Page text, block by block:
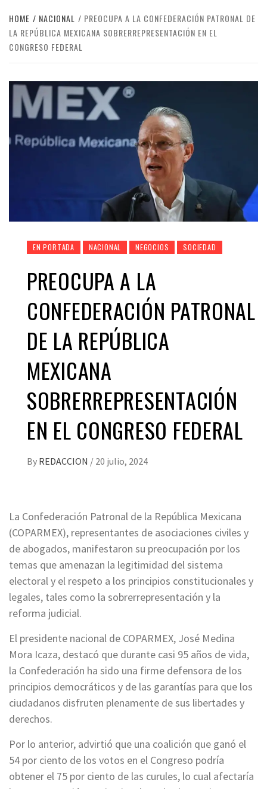
HOME NACIONAL
PREOCUPA A LA CONFEDERACIÓN PATRONAL DE
LA REPÚBLICA MEXICANA SOBRERREPRESENTACIÓN EN EL
CONGRESO FEDERAL
EN PORTADA NACIONAL NEGOCIOS SOCIEDAD
PREOCUPA A LA
CONFEDERACIÓN PATRONAL
DE LA REPÚBLICA
MEXICANA
SOBRERREPRESENTACIÓN
EN EL CONGRESO FEDERAL
By REDACCION / 20 julio, 2024
La Confederación Patronal de la República Mexicana
(COPARMEX), representantes de asociaciones civiles y
de abogados, manifestaron su preocupación por los
temas que amenazan la legitimidad del sistema
electoral y el respeto a los principios constitucionales y
legales, tales como la sobrerrepresentación y la
reforma judicial.
El presidente nacional de COPARMEX, José Medina
Mora Icaza, destacó que durante casi 95 años de vida,
la Confederación ha sido una firme defensora de los
principios democráticos y de las garantías para que los
ciudadanos disfruten plenamente de sus libertades y
derechos.
Por lo anterior, advirtió que una coalición que ganó el
54 por ciento de los votos en el Congreso podría
obtener el 75 por ciento de las curules, lo cual afectaría